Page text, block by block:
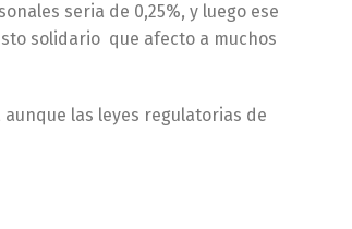
seria de 0,25%, y luego ese
solidario que afecto a muchos
las leyes regulatorias de